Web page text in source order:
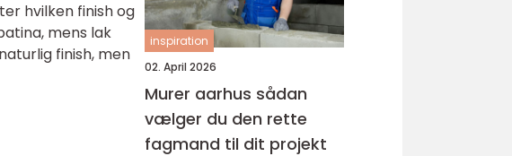
hvilken finish og
mens lak
finish, men
inspiration
02. April 2026
Murer aarhus sådan
vælger du den rette
fagmand til dit projekt